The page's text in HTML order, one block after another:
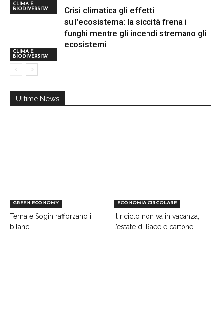
CLIMA E
BIODIVERSITA'
CLIMA E
BIODIVERSITA'
Crisi climatica gli effetti
sull’ecosistema: la siccità frena i
funghi mentre gli incendi stremano gli
ecosistemi
Ultime News
GREEN ECONOMY
Terna e Sogin rafforzano i
bilanci
ECONOMIA CIRCOLARE
Il riciclo non va in vacanza,
l’estate di Raee e cartone